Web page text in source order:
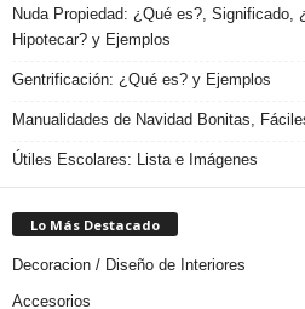
Nuda Propiedad: ¿Qué es?, Significado,
Hipotecar? y Ejemplos
Gentrificación: ¿Qué es? y Ejemplos
Manualidades de Navidad Bonitas,
Útiles Escolares: Lista e Imágenes
Lo Más Destacado
Decoracion / Diseño de Interiores
Accesorios